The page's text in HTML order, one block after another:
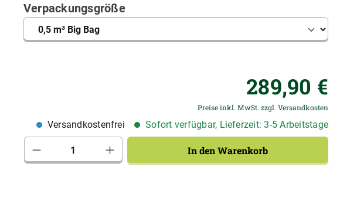
Verpackungsgrößeauswählen
289,90 €
Preise inkl. MwSt. zzgl. Versandkosten
Versandkostenfrei Sofort verfügbar, Lieferzeit: 3-5 Arbeitstage
Produkt Anzahl: Gib den gewünschten Wert ein
In den Warenkorb